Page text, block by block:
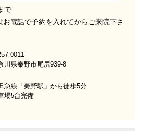
で
電話で予約を入れてからご来院下さ
0011
川県秦野市尾尻939-8
急線「秦野駅」から徒歩5分
場5台完備